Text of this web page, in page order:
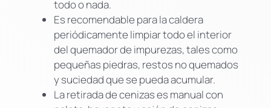
todo o nada.
Es recomendable para la caldera
periódicamente limpiar todo el interior
del quemador de impurezas, tales como
pequeñas piedras, restos no quemados
y suciedad que se pueda acumular.
La retirada de cenizas es manual con